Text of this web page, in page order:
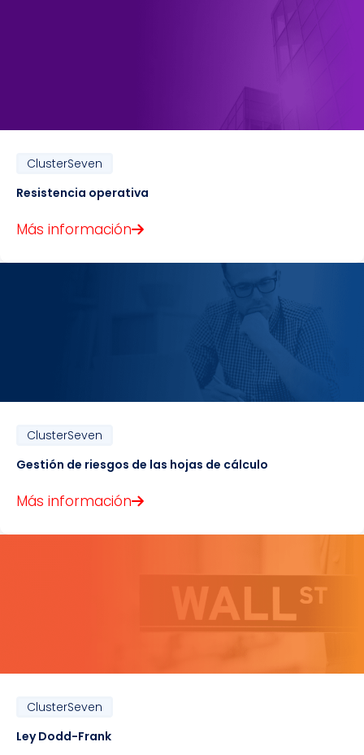
ClusterSeven
Resistencia operativa
Más información
ClusterSeven
Gestión de riesgos de las hojas de cálculo
Más información
ClusterSeven
Ley Dodd-Frank